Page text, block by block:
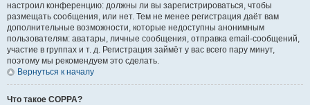
настроил конференцию: должны ли вы зарегистрироваться, чтобы
размещать сообщения, или нет. Тем не менее регистрация даёт вам
дополнительные возможности, которые недоступны анонимным
пользователям: аватары, личные сообщения, отправка email-сообщений,
участие в группах и т. д. Регистрация займёт у вас всего пару минут,
поэтому мы рекомендуем это сделать.
Вернуться к началу
Что такое COPPA?